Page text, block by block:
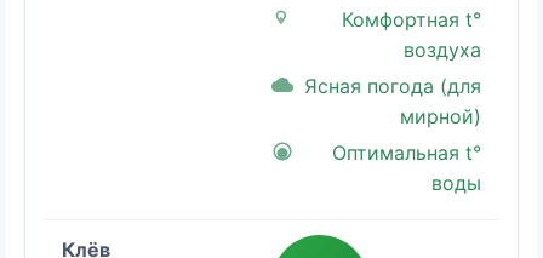
Комфортная t°
воздуха
Ясная погода (для
мирной)
Оптимальная t°
воды